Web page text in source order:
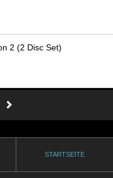
2 (2 Disc Set)
STARTSEITE